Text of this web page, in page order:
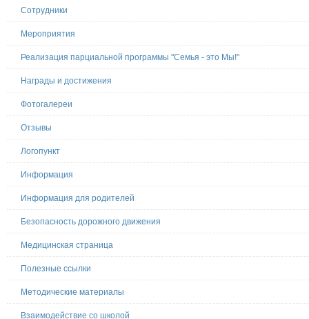
Сотрудники
Мероприятия
Реализация парциальной программы "Семья - это Мы!"
Награды и достижения
Фотогалереи
Отзывы
Логопункт
Информация
Информация для родителей
Безопасность дорожного движения
Медицинская страница
Полезные ссылки
Методические материалы
Взаимодействие со школой